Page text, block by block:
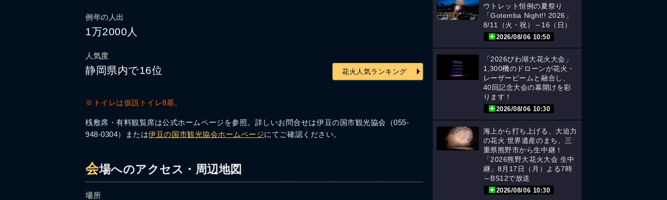
例年の人出
1万2000人
人気度
静岡県内で16位 花火人気ランキング
※トイレは仮説トイレ8基。
桟敷席・有料観覧席は公式ホームページを参照。詳しいお問合せは伊豆の国市観光協会（055-
948-0304）または伊豆の国市観光協会ホームページにてご確認ください。
会場へのアクセス・周辺地図
場所
ウトレット恒例の夏祭り
「Gotemba Night!! 2026」
8/11（火・祝）～16（日）
2026/08/06 10:50
「2026びわ湖大花火大会」
1,300機のドローンが花火・
レーザービームと融合し、
40回記念大会の幕開けを彩
ります！
2026/08/06 10:30
海上から打ち上げる、大迫力
の花火 世界遺産のまち、三
重県熊野市から生中継！
「2026熊野大花火大会 生中
継」8月17日（月）よる7時
～BS12で放送
2026/08/06 10:30